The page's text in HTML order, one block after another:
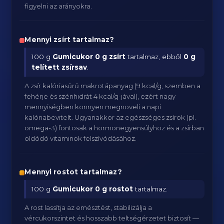
figyelni az arányokra.
Mennyi zsírt tartalmaz?
100 g Gumicukor 0 g zsírttartalmaz, ebből 0 g
telített zsírsav
A zsír kalóriasűrű makrotápanyag (9 kcal/g, szemben a
fehérje és szénhidrát 4 kcal/g-jával), ezért nagy
mennyiségben könnyen megnöveli a napi
kalóriabevitelt. Ugyanakkor az egészséges zsírok (pl.
omega-3) fontosak a hormonegyensúlyhoz és a zsírban
oldódó vitaminok felszívódásához.
Mennyi rostot tartalmaz?
100 g Gumicukor 0 g rostottartalmaz.
A rost lassítja az emésztést, stabilizálja a
vércukorszintet és hosszabb teltségérzetet biztosít —